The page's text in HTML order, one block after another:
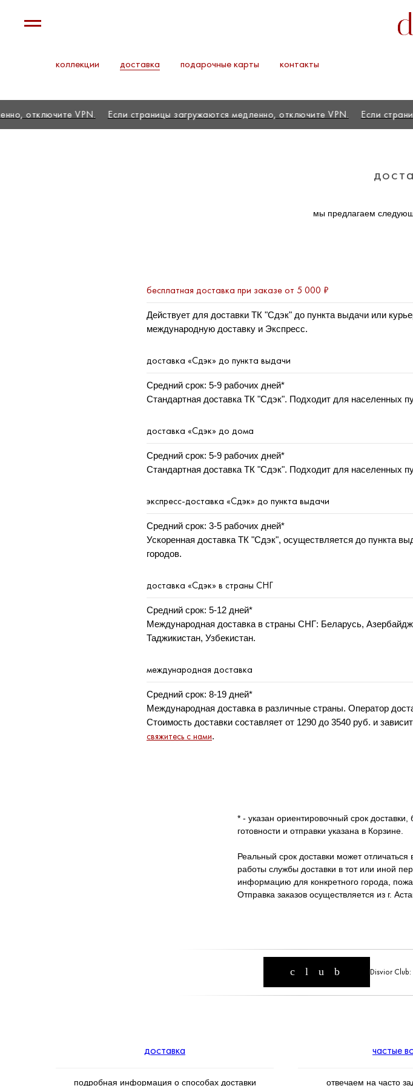
коллекции доставка подарочные карты контакты
отключите VPN. Если страницы загружаются медленно, отключите VPN. Если страницы
мы предлагаем
бесплатная доставка при заказе от 5 000 ₽
Действует для доставки ТК "Сдэк" до пункта выдачи или
международную доставку и Экспресс.
доставка «Сдэк» до пункта выдачи
Средний срок: 5-9 рабочих дней*
Стандартная доставка ТК "Сдэк". Подходит для населенных
доставка «Сдэк» до дома
Средний срок: 5-9 рабочих дней*
Стандартная доставка ТК "Сдэк". Подходит для населенных
экспресс-доставка «Сдэк» до пункта выдачи
Средний срок: 3-5 рабочих дней*
Ускоренная доставка ТК "Сдэк", осуществляется до пункта
городов.
доставка «Сдэк» в страны СНГ
Средний срок: 5-12 дней*
Международная доставка в страны СНГ: Беларусь,
Таджикистан, Узбекистан.
международная доставка
Средний срок: 8-19 дней*
Международная доставка в различные страны. Оператор
Стоимость доставки составляет от 1290 до 3540 руб. и
свяжитесь с нами.
* - указан ориентировочный срок доставки,
готовности и отправки указана в Корзине.
Реальный срок доставки может отличаться
работы службы доставки в тот или иной
информацию для конкретного города,
Отправка заказов осуществляется из г.
c l u b Disvior
доставка
подробная информация о способах доставки
частые
отвечаем на часто